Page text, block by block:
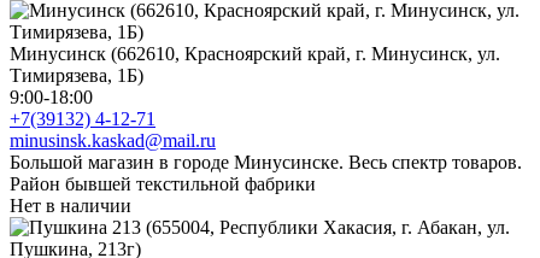
Минусинск (662610, Красноярский край, г. Минусинск, ул.
Тимирязева, 1Б)
9:00-18:00
+7(39132) 4-12-71
minusinsk.kaskad@mail.ru
Большой магазин в городе Минусинске. Весь спектр товаров.
Район бывшей текстильной фабрики
Нет в наличии